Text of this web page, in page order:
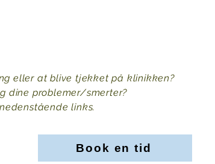
eller at blive tjekket på klinikken?
dine problemer/smerter?
links.
Book en tid